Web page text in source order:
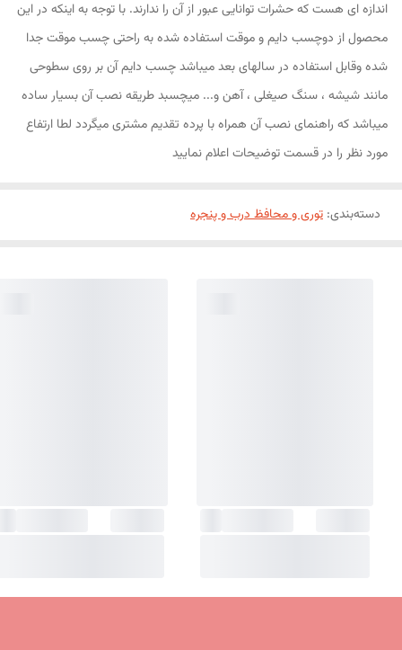
اندازه ای هست که حشرات توانایی عبور از آن را ندارند. با توجه به اینکه در این
محصول از دوچسب دایم و موقت استفاده شده به راحتی چسب موقت جدا
شده وقابل استفاده در سالهای بعد میباشد چسب دایم آن بر روی سطوحی
مانند شیشه ، سنگ صیغلی ، آهن و... میچسبد طریقه نصب آن بسیار ساده
میباشد که راهنمای نصب آن همراه با پرده تقدیم مشتری میگردد لطا ارتفاع
مورد نظر را در قسمت توضیحات اعلام نمایید
دسته‌بندی: توری و محافظ درب و پنجره